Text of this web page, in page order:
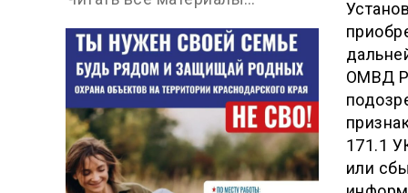
ОМВД
171.1
или